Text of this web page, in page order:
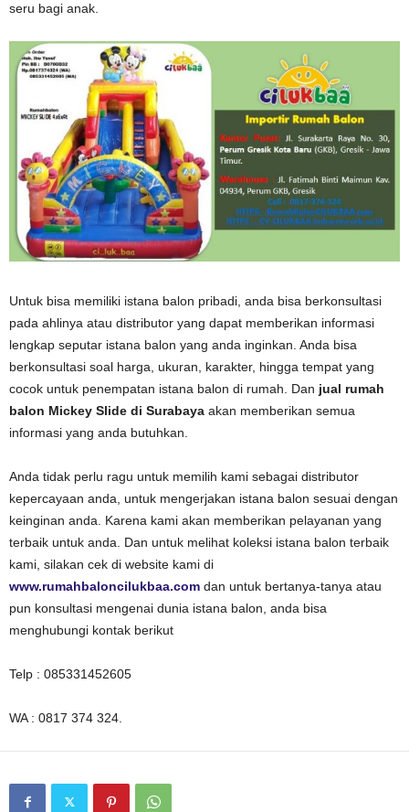
seru bagi anak.
Untuk bisa memiliki istana balon pribadi, anda bisa berkonsultasi
pada ahlinya atau distributor yang dapat memberikan informasi
lengkap seputar istana balon yang anda inginkan. Anda bisa
berkonsultasi soal harga, ukuran, karakter, hingga tempat yang
cocok untuk penempatan istana balon di rumah. Dan jual rumah
balon Mickey Slide di Surabaya akan memberikan semua
informasi yang anda butuhkan.
Anda tidak perlu ragu untuk memilih kami sebagai distributor
kepercayaan anda, untuk mengerjakan istana balon sesuai dengan
keinginan anda. Karena kami akan memberikan pelayanan yang
terbaik untuk anda. Dan untuk melihat koleksi istana balon terbaik
kami, silakan cek di website kami di
www.rumahbaloncilukbaa.com dan untuk bertanya-tanya atau
pun konsultasi mengenai dunia istana balon, anda bisa
menghubungi kontak berikut
Telp : 085331452605
WA : 0817 374 324.